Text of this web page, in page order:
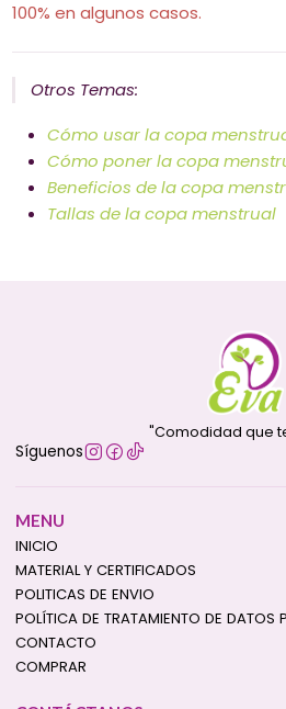
100% en algunos casos.
Otros Temas:
Cómo usar la copa
Cómo poner la copa
Beneficios de la copa
Tallas de la copa menstrual
"Comodidad que
Síguenos
MENU
INICIO
MATERIAL Y CERTIFICADOS
POLITICAS DE ENVIO
POLÍTICA DE TRATAMIENTO DE DATOS
CONTACTO
COMPRAR